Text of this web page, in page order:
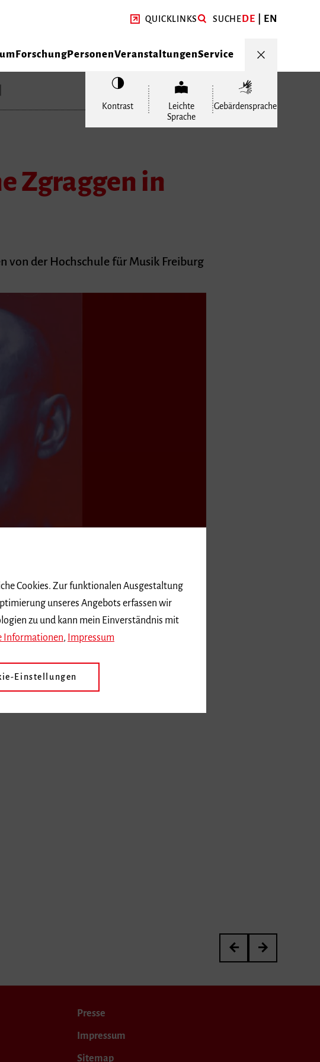
QUICKLINKS SUCHEDE EN
ForschungPersonenVeranstaltungenService
Kontrast
Leichte
Sprache
Gebärdensprache
Zgraggen in
von der Hochschule für Musik Freiburg
Interview: »Transmitter
Wir trauern um
Presse
Impressum
Sitemap
Cookies. Zur funktionalen Ausgestaltung
unseres Angebots erfassen wir
zu und kann mein Einverständnis mit
Informationen, Impressum
Einstellungen